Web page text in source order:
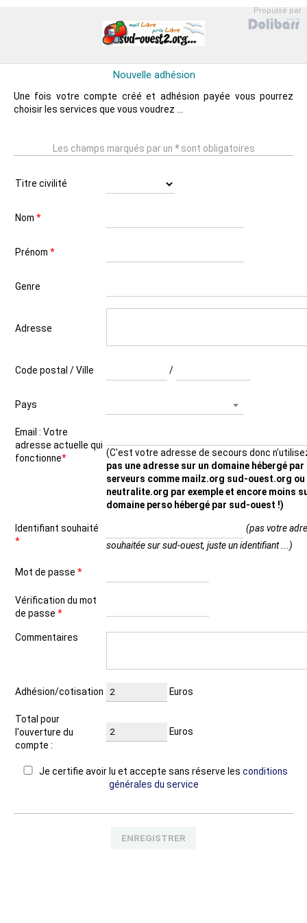
Propulsé par
Nouvelle adhésion
Une fois votre compte créé et adhésion payée vous pourrez
choisir les services que vous voudrez ...
Les champs marqués par un *sont obligatoires
Titre civilité
Nom *
Prénom *
Genre
Adresse
Code postal / Ville /
Pays
Email : Votre
adresse actuelle qui
fonctionne*
(C'est votre adresse de secours donc
pas une adresse sur un domaine hébergé par
serveurs comme mailz.org sud-ouest.org ou
neutralite.org par exemple et encore moins
domaine perso hébergé par sud-ouest !)
Identifiant souhaité
*
(pas votre
souhaitée sur sud-ouest, juste un identifiant ...)
Mot de passe *
Vérification du mot
de passe *
Commentaires
Adhésion/cotisation Euros
Total pour
l'ouverture du
compte :
Euros
Je certifie avoir lu et accepte sans réserve les conditions
générales du service